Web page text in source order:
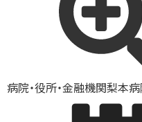
病院・役所・金融機関梨本病